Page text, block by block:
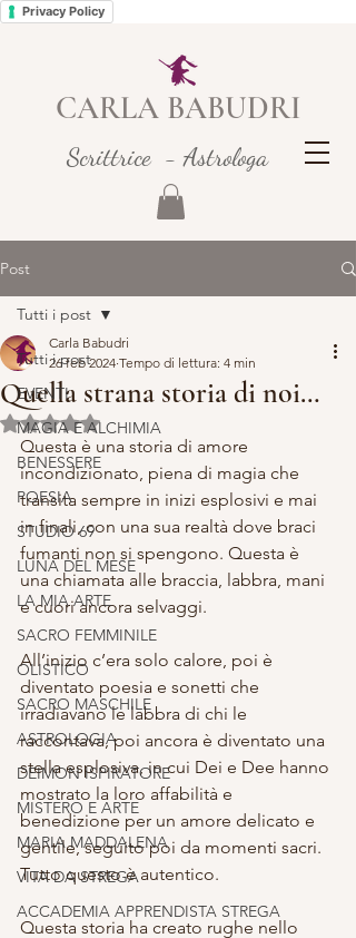
Privacy Policy
CARLA BABUDRI
Scrittrice - Astrologa
Post
Tutti i post
EVENTI
MAGIA E ALCHIMIA
BENESSERE
POESIA
STUDIO 69
LUNA DEL MESE
LA MIA ARTE
SACRO FEMMINILE
OLISTICO
SACRO MASCHILE
ASTROLOGIA
DEIMON ISPIRATORE
MISTERO E ARTE
MARIA MADDALENA
VITA DA STREGA
ACCADEMIA APPRENDISTA STREGA
Tutti i post
Quella strana storia di noi…
Carla Babudri
26 feb 2024 Tempo di lettura: 4 min
Valutazione NaN stelle su 5.
Questa è una storia di amore
incondizionato, piena di magia che
transita sempre in inizi esplosivi e mai
in finali, con una sua realtà dove braci
fumanti non si spengono. Questa è
una chiamata alle braccia, labbra, mani
e cuori ancora selvaggi.
All’inizio c’era solo calore, poi è
diventato poesia e sonetti che
irradiavano le labbra di chi le
raccontava, poi ancora è diventato una
stella esplosiva, in cui Dei e Dee hanno
mostrato la loro affabilità e
benedizione per un amore delicato e
gentile, seguito poi da momenti sacri.
Tutto questo è autentico.
Questa storia ha creato rughe nello